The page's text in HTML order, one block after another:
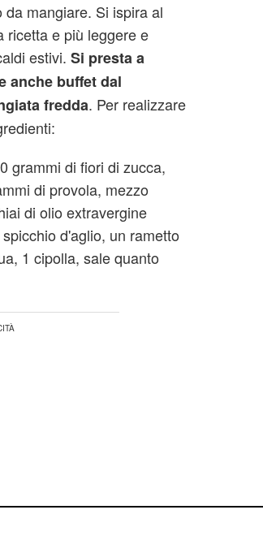
mangiare. Si ispira al
ricetta e più leggere e
estivi. Si presta a
anche buffet dal
fredda. Per realizzare
grammi di fiori di zucca,
di provola, mezzo
di olio extravergine
d'aglio, un rametto
1 cipolla, sale quanto